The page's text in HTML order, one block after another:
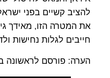
להציב קשיים בפני
את המטרה הזו, מאידך
חייבים לגלות נחישות
הערה: פורסם לראשונה